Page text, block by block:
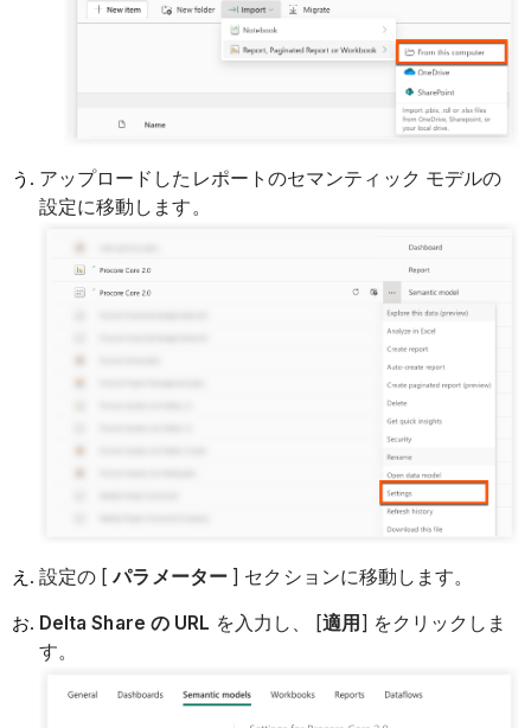
アップロードしたレポートのセマンティック モデルの
設定に移動します。
設定の [パラメーター ] セクションに移動します。
Delta Share の URL を入力し、 [適用 ] をクリックしま
す。